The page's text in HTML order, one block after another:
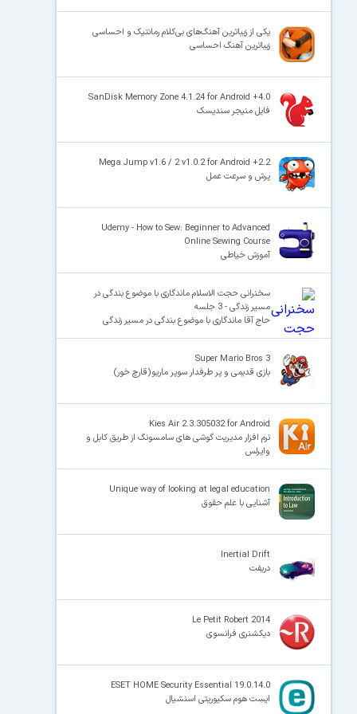
یکی از زیباترین آهنگ‌های بی‌کلام رمانتیک و احساسی
زیباترین آهنگ احساسی
SanDisk Memory Zone 4.1.24 for Android +4.0
فایل منیجر سندیسک
Mega Jump v1.6 / 2 v1.0.2 for Android +2.2
پرش و سرعت عمل
Udemy - How to Sew: Beginner to Advanced
Online Sewing Course
آموزش خیاطی
سخنرانی حجت الاسلام ماندگاری با موضوع بندگی در
مسیر زندگی - 3 جلسه
حاج آقا ماندگاری با موضوع بندگی در مسیر زندگی
Super Mario Bros 3
بازی قدیمی و پر طرفدار سوپر ماریو(قارچ خور)
Kies Air 2.3.305032 for Android
نرم افزار مدیریت گوشی های سامسونگ از طریق کابل و
وایرلس
Unique way of looking at legal education
آشنایی با علم حقوق
Inertial Drift
دریفت
Le Petit Robert 2014
دیکشنری فرانسوی
ESET HOME Security Essential 19.0.14.0
ایسِت هوم سکیوریتی اسنشیال